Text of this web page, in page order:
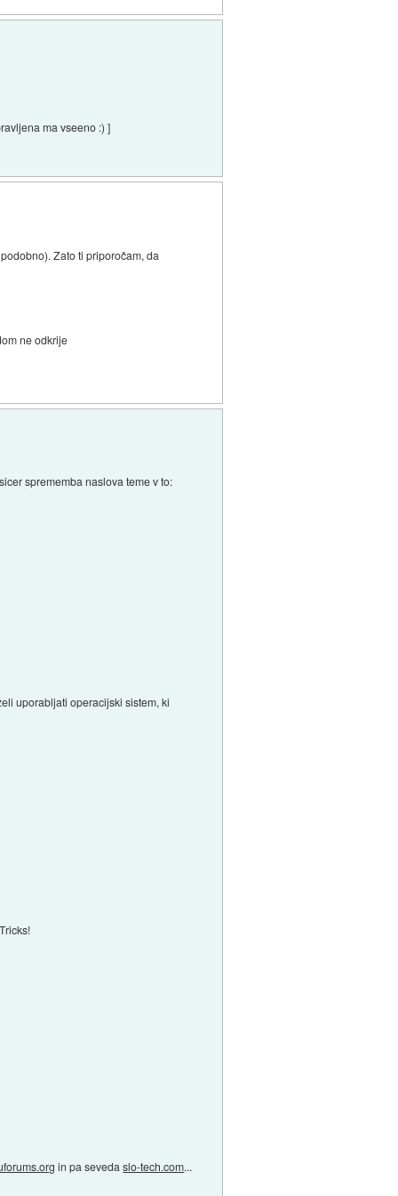
ma vseeno :) ]
Zato ti priporočam, da
ne odkrije
sprememba naslova teme v to:
uporabljati operacijski sistem, ki
in pa sevedaslo-tech.com...